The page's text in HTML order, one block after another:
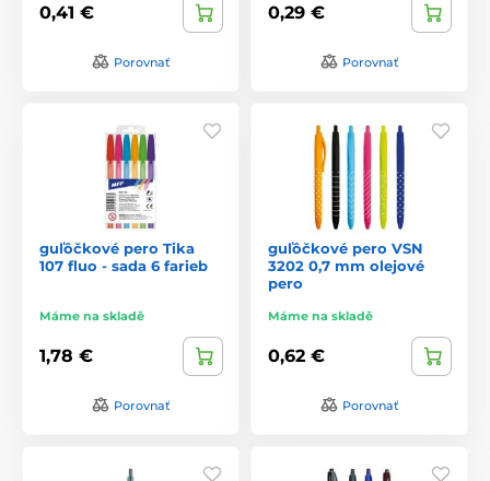
0,41 €
Porovnať
0,29 €
Porovnať
guľôčkové pero Tika
107 fluo - sada 6 farieb
Máme na skladě
1,78 €
Porovnať
guľôčkové pero VSN
3202 0,7 mm olejové
pero
Máme na skladě
0,62 €
Porovnať